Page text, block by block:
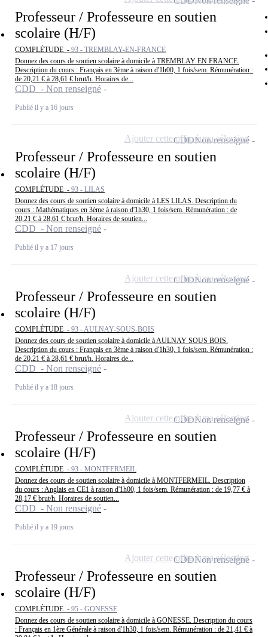
Professeur / Professeure en soutien
scolaire (H/F)
COMPLÉTUDE - 93 - TREMBLAY-EN-FRANCE
Donnez des cours de soutien scolaire à domicile à TREMBLAY EN FRANCE.
Description du cours : Français en 3ème à raison d'1h00, 1 fois/sem. Rémunération :
de 20,21 € à 28,61 € brut/h. Horaires de...
CDD - Non renseigné
Publié il y a 16 jours
Professeur / Professeure en soutien
scolaire (H/F)
COMPLÉTUDE - 93 - LILAS
Donnez des cours de soutien scolaire à domicile à LES LILAS. Description du
cours : Mathématiques en 3ème à raison d'1h30, 1 fois/sem. Rémunération : de
20,21 € à 28,61 € brut/h. Horaires de soutien...
CDD - Non renseigné
Publié il y a 17 jours
CDDNon renseigné
Ajouter cette offre à ma sélection
Professeur / Professeure en soutien
scolaire (H/F)
COMPLÉTUDE - 93 - AULNAY-SOUS-BOIS
Donnez des cours de soutien scolaire à domicile à AULNAY SOUS BOIS.
Description du cours : Français en 3ème à raison d'1h30, 1 fois/sem. Rémunération :
de 20,21 € à 28,61 € brut/h. Horaires de...
CDD - Non renseigné
Publié il y a 18 jours
CDDNon renseigné
Ajouter cette offre à ma sélection
Professeur / Professeure en soutien
scolaire (H/F)
COMPLÉTUDE - 93 - MONTFERMEIL
Donnez des cours de soutien scolaire à domicile à MONTFERMEIL. Description
du cours : Anglais en CE1 à raison d'1h00, 1 fois/sem. Rémunération : de 19,77 € à
28,17 € brut/h. Horaires de soutien...
CDD - Non renseigné
Publié il y a 19 jours
CDDNon renseigné
Ajouter cette offre à ma sélection
Professeur / Professeure en soutien
scolaire (H/F)
COMPLÉTUDE - 95 - GONESSE
Donnez des cours de soutien scolaire à domicile à GONESSE. Description du cours
: Français en 1ère Générale à raison d'1h30, 1 fois/sem. Rémunération : de 21,41 € à
CDDNon renseigné
Ajouter cette offre à ma sélection